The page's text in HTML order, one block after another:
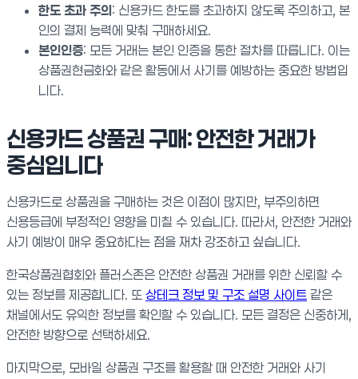
한도 초과 주의: 신용카드 한도를 초과하지 않도록 주의하고, 본
인의 결제 능력에 맞춰 구매하세요.
본인인증: 모든 거래는 본인 인증을 통한 절차를 따릅니다. 이는
상품권현금화와 같은 활동에서 사기를 예방하는 중요한 방법입
니다.
신용카드 상품권 구매: 안전한 거래가
중심입니다
신용카드로 상품권을 구매하는 것은 이점이 많지만, 부주의하면
신용등급에 부정적인 영향을 미칠 수 있습니다. 따라서, 안전한 거래와
사기 예방이 매우 중요하다는 점을 재차 강조하고 싶습니다.
한국상품권협회와 플러스존은 안전한 상품권 거래를 위한 신뢰할 수
있는 정보를 제공합니다. 또 상테크 정보 및 구조 설명 사이트 같은
채널에서도 유익한 정보를 확인할 수 있습니다. 모든 결정은 신중하게,
안전한 방향으로 선택하세요.
마지막으로, 모바일 상품권 구조를 활용할 때 안전한 거래와 사기